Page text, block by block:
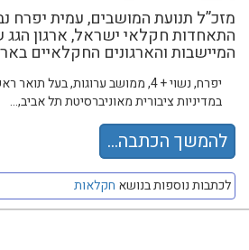
מזכ”ל תנועת המושבים, עמית יפרח
התאחדות חקלאי ישראל, ארגון הגג
המיישבות והארגונים החקלאיים
יפרח, נשוי + 4, ממושב ערוגות, בעל
במדיניות ציבורית מאוניברסיטת תל אביב,...
להמשך הכתבה...
לכתבות נוספות בנושא חקלאות